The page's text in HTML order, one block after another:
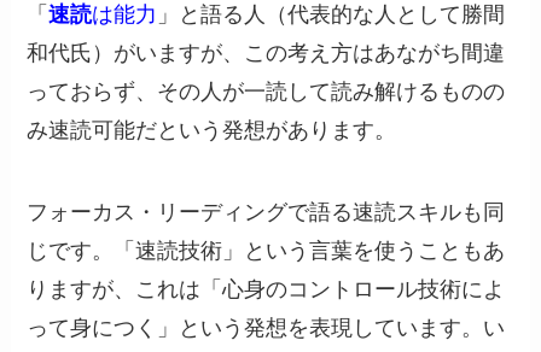
「速読は能力 」と語る人（代表的な人として勝間
和代氏）がいますが、この考え方はあながち間違
っておらず、その人が一読して読み解けるものの
み速読可能だという発想があります。
フォーカス・リーディングで語る速読スキルも同
じです。「速読技術」という言葉を使うこともあ
りますが、これは「心身のコントロール技術によ
って身につく」という発想を表現しています。い